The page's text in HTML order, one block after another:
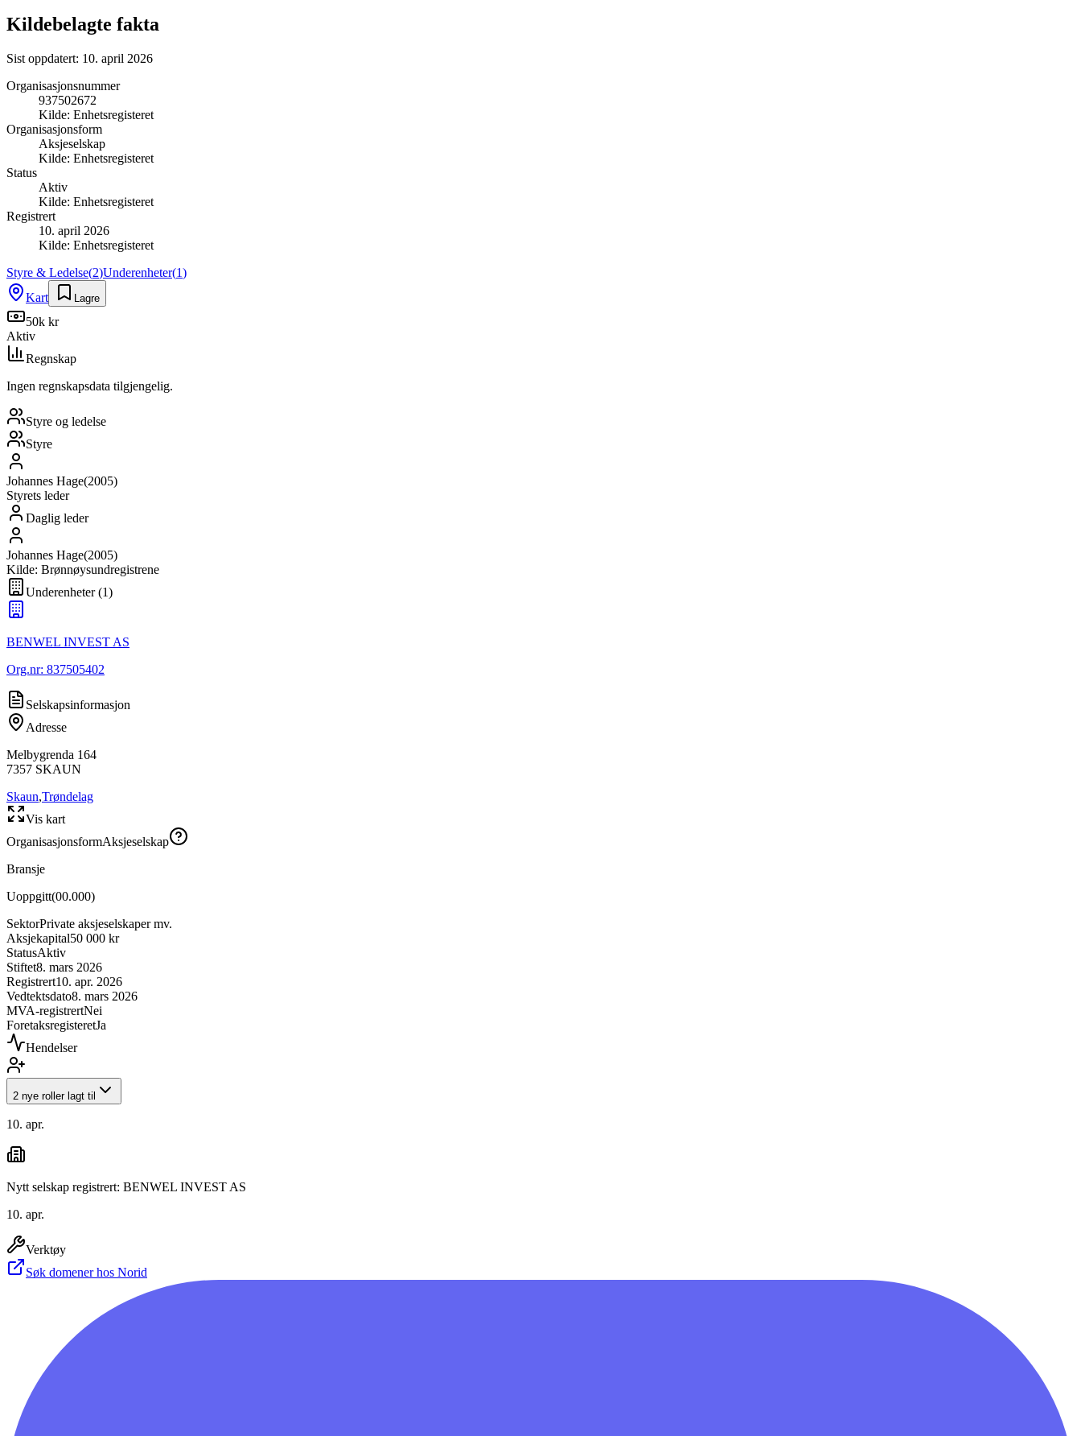
Kildebelagte fakta
Sist oppdatert: 10. april 2026
Organisasjonsnummer
937502672
Kilde: Enhetsregisteret
Organisasjonsform
Aksjeselskap
Kilde: Enhetsregisteret
Status
Aktiv
Kilde: Enhetsregisteret
Registrert
10. april 2026
Kilde: Enhetsregisteret
Styre & Ledelse(2)Underenheter(1)
Kart
Lagre
50k kr
Aktiv
Regnskap
Ingen regnskapsdata tilgjengelig.
Styre og ledelse
Styre
Johannes Hage(2005)
Styrets leder
Daglig leder
Johannes Hage(2005)
Kilde: Brønnøysundregistrene
Underenheter(1)
BENWEL INVEST AS
Org.nr: 837505402
Selskapsinformasjon
Adresse
Melbygrenda 164
7357 SKAUN
Skaun,Trøndelag
Vis kart
OrganisasjonsformAksjeselskap
Bransje
Uoppgitt(00.000)
SektorPrivate aksjeselskaper mv.
Aksjekapital50 000 kr
StatusAktiv
Stiftet8. mars 2026
Registrert10. apr. 2026
Vedtektsdato8. mars 2026
MVA-registrertNei
ForetaksregisteretJa
Hendelser
2 nye roller lagt til
10. apr.
Nytt selskap registrert: BENWEL INVEST AS
10. apr.
Verktøy
Søk domener hos Norid